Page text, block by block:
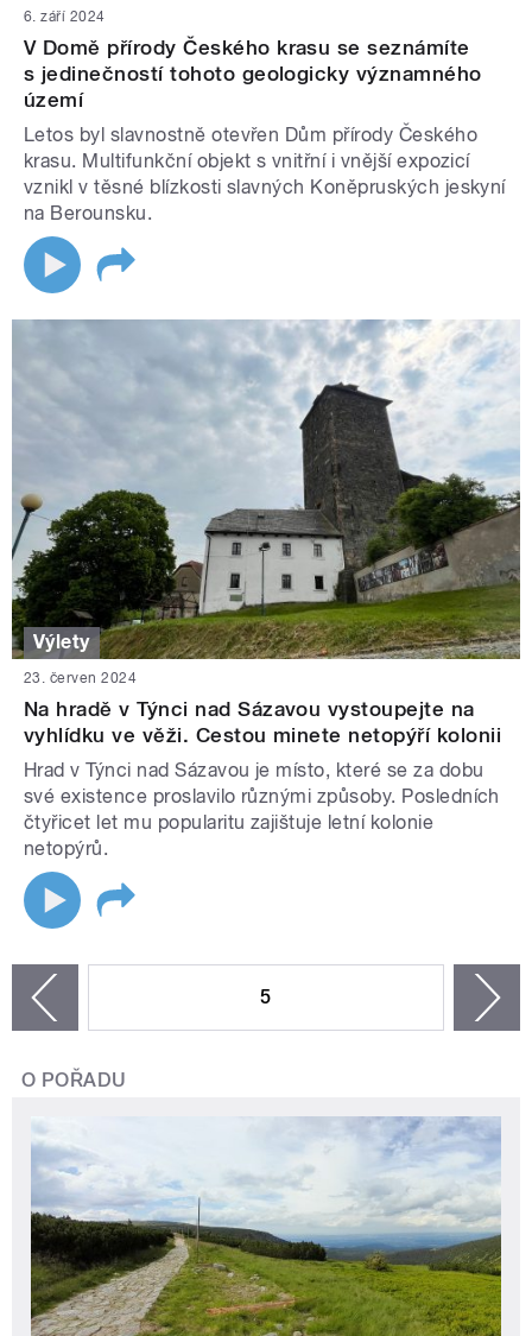
6. září 2024
V Domě přírody Českého krasu se seznámíte
s jedinečností tohoto geologicky významného
území
Letos byl slavnostně otevřen Dům přírody Českého
krasu. Multifunkční objekt s vnitřní i vnější expozicí
vznikl v těsné blízkosti slavných Koněpruských jeskyní
na Berounsku.
Výlety
23. červen 2024
Na hradě v Týnci nad Sázavou vystoupejte na
vyhlídku ve věži. Cestou minete netopýří kolonii
Hrad v Týnci nad Sázavou je místo, které se za dobu
své existence proslavilo různými způsoby. Posledních
čtyřicet let mu popularitu zajištuje letní kolonie
netopýrů.
5
O POŘADU